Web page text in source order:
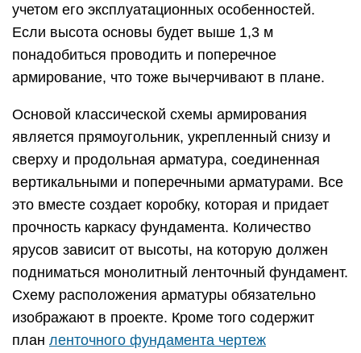
учетом его эксплуатационных особенностей.
Если высота основы будет выше 1,3 м
понадобиться проводить и поперечное
армирование, что тоже вычерчивают в плане.
Основой классической схемы армирования
является прямоугольник, укрепленный снизу и
сверху и продольная арматура, соединенная
вертикальными и поперечными арматурами. Все
это вместе создает коробку, которая и придает
прочность каркасу фундамента. Количество
ярусов зависит от высоты, на которую должен
подниматься монолитный ленточный фундамент.
Схему расположения арматуры обязательно
изображают в проекте. Кроме того содержит
план ленточного фундамента чертеж